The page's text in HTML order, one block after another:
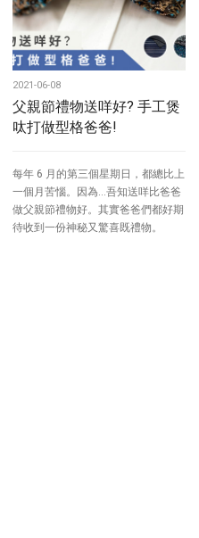
2021-06-08
父親節禮物送咩好? 手工煲
呔打做型格爸爸!
每年 6 月的第三個星期日，都總比上
一個月苦惱。因為...吾知送咩比爸爸
做父親節禮物好。其實爸爸們都好期
待收到一份神秘又驚喜既禮物。